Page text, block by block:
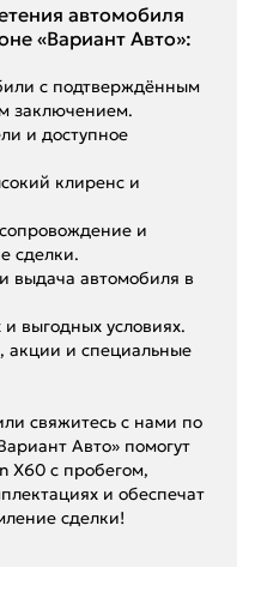
автомобиля
«Вариант Авто»:
с подтверждённым
заключением.
и доступное
клиренс и
и
сделки.
выдача автомобиля в
выгодных условиях.
акции и специальные
свяжитесь с нами по
Авто» помогут
X60 с пробегом,
и обеспечат
сделки!